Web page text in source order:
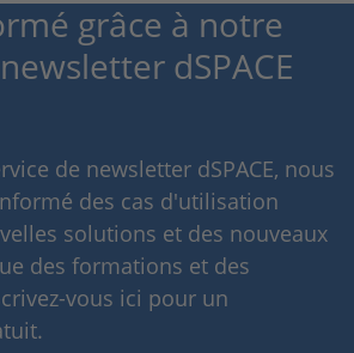
grâce à notre
dSPACE
de newsletter dSPACE, nous
des cas d'utilisation
solutions et des nouveaux
des formations et des
vous ici pour un